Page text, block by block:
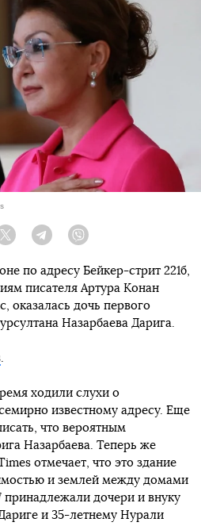
Twitter Telegram
по адресу Бейкер-стрит 221б,
писателя Артура Конан
дочь первого
Назарбаева Дарига.
.
ходили слухи о
известному адресу. Еще
что вероятным
Назарбаева. Теперь же
отмечает, что это здание
и землей между домами
принадлежали дочери и внуку
и 35-летнему Нурали